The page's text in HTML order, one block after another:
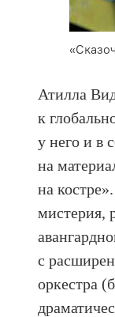
Атилла
к
у него и в
на
на
мистерия,
с
оркестра